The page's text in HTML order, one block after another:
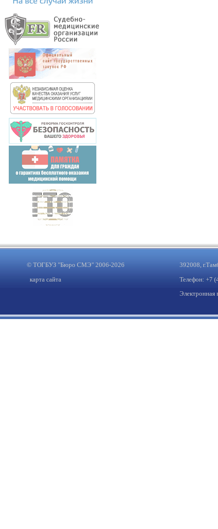
© ТОГБУЗ "Бюро СМЭ" 2006-2026
карта сайта
392008,
Телефон: +7
Электронная